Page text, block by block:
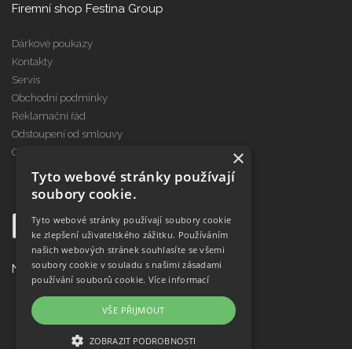
Firemní shop Festina Group
Dárkové poukazy
Kontakty
Servis
Obchodní podmínky
Reklamační řád
Odstoupení od smlouvy
Cookies
Najdete nás na
×
Tyto webové stránky používají
soubory cookie.
Tyto webové stránky používají soubory cookie
ke zlepšení uživatelského zážitku. Používáním
našich webových stránek souhlasíte se všemi
soubory cookie v souladu s našimi zásadami
používání souborů cookie. Více informací
VŠE PŘIJMOUT
ZOBRAZIT PODROBNOSTI